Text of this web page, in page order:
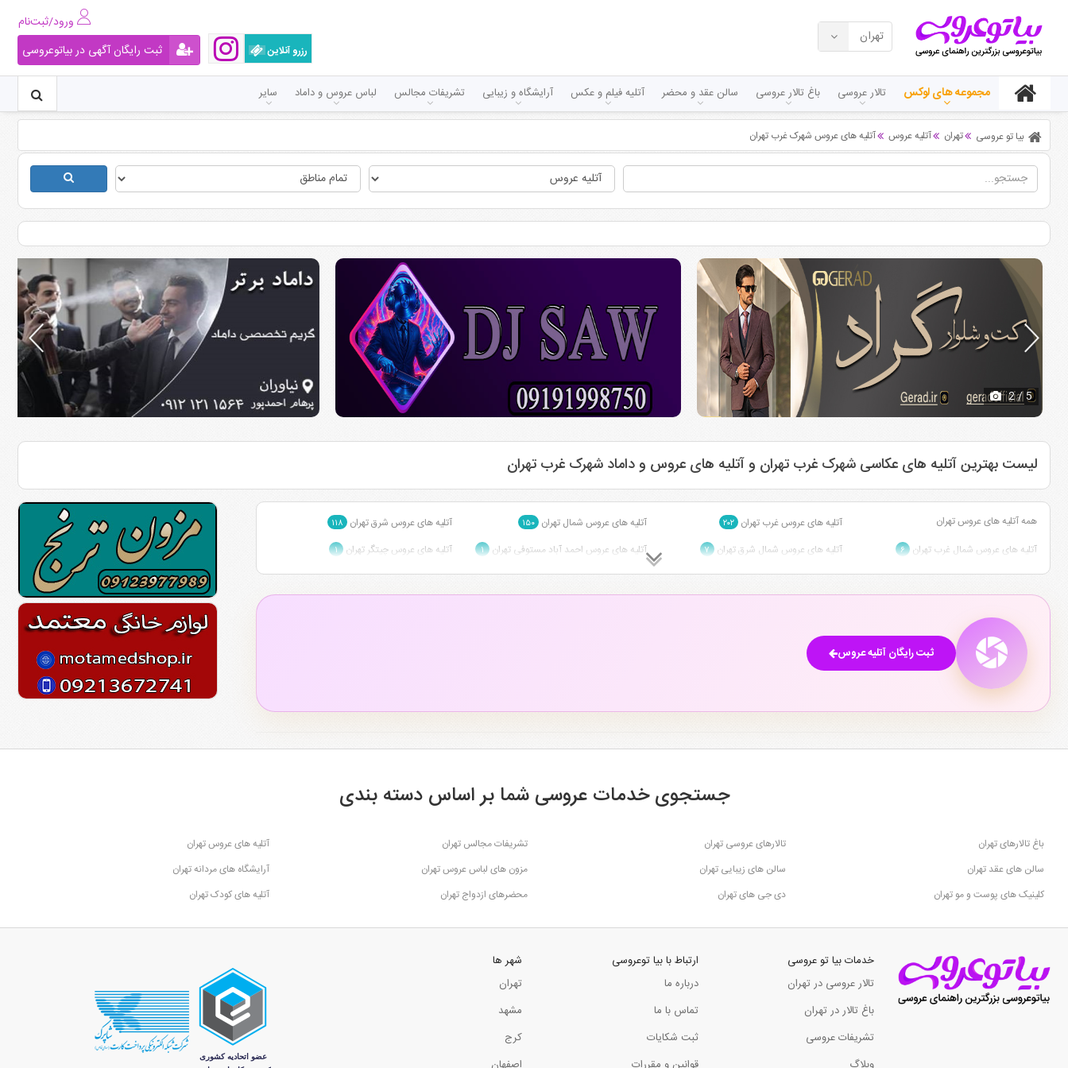
تهران
رزرو آنلاین
ثبت رایگان آگهی در بیاتوعروسی
مجموعه های لوکس تالار عروسی باغ تالار عروسی سالن عقد و محضر آتلیه فیلم و عکس آرایشگاه و زیبایی تشریفات مجالس لباس عروس و داماد سایر
بیا تو عروسی تهران آتلیه عروس آتلیه های عروس شهرک غرب تهران
2/ 5
لیست بهترین آتلیه های عکاسی شهرک غرب تهران و آتلیه های عروس و داماد شهرک غرب تهران
همه آتلیه های عروس تهران آتلیه های عروس غرب تهران ۲۰۲ آتلیه های عروس شمال تهران ۱۵۰ آتلیه های عروس شرق تهران ۱۱۸
آتلیه های عروس شمال غرب تهران ۶ آتلیه های عروس شمال شرق تهران ۷ آتلیه های عروس احمد آباد مستوفی تهران ۱ آتلیه های عروس چیتگر تهران ۱
آتلیه های عروس مرکز تهران ۱۹ آتلیه های عروس جنوب تهران ۲۰ آتلیه های عروس گوهردشت تهران ۱ آتلیه های عروس درختی تهران ۱
ثبت رایگان آتلیه عروس
جستجوی خدمات عروسی شما بر اساس دسته بندی
باغ تالارهای تهران تالارهای عروسی تهران تشریفات مجالس تهران
آتلیه های عروس تهران
سالن های عقد تهران
سالن های زیبایی تهران مزون های لباس عروس تهران
آرایشگاه های مردانه تهران
کلینیک های پوست و مو تهران
دی جی های تهران محضرهای ازدواج تهران آتلیه های کودک تهران
خدمات بیا تو عروسی
تالار عروسی در تهران
باغ تالار در تهران
تشریفات عروسی
ارتباط با بیا توعروسی
درباره ما
تماس با ما
ثبت شکایات
شهر ها
تهران
مشهد
کرج